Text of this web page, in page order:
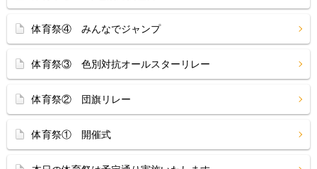
体育祭④ みんなでジャンプ
体育祭③ 色別対抗オールスターリレー
体育祭② 団旗リレー
体育祭① 開催式